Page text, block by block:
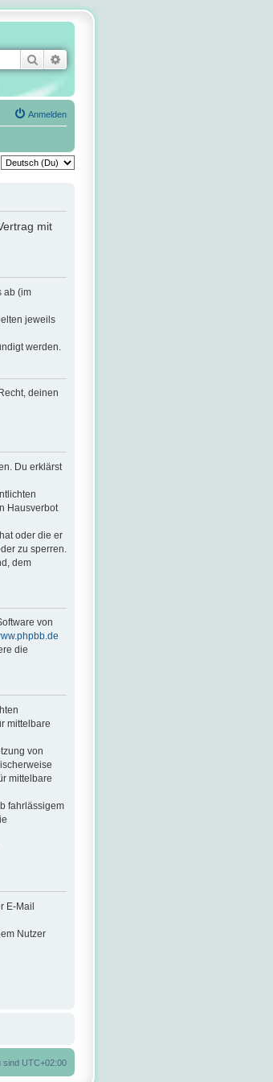
Suche
Anmelden
mit
ab (im
jeweils
werden.
deinen
Du erklärst
Hausverbot
oder die er
zu sperren.
dem
von
die
mittelbare
von
mittelbare
fahrlässigem
E-Mail
Nutzer
sind UTC+02:00